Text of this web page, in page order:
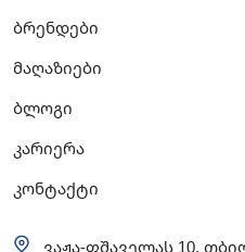
ბრენდები
მაღაზიები
ბლოგი
კარიერა
კონტაქტი
ვაჟა-ფშაველას 10,